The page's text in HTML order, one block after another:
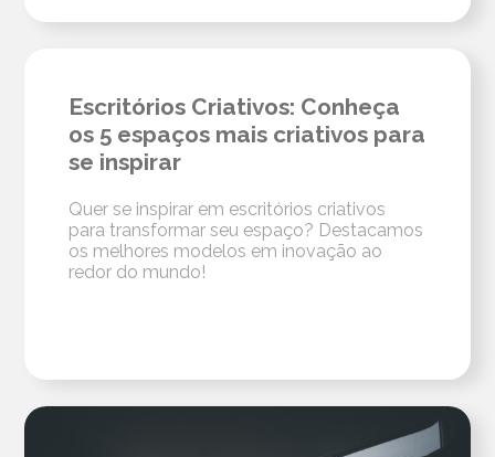
Escritórios Criativos: Conheça
os 5 espaços mais criativos para
se inspirar
Quer se inspirar em escritórios criativos
para transformar seu espaço? Destacamos
os melhores modelos em inovação ao
redor do mundo!